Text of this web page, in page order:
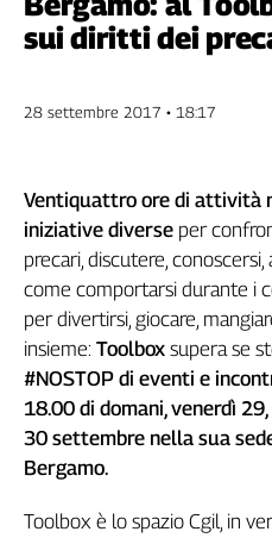
Filcams
Filctem
Filt
Flai
Flc
Fp
Nidil
Slc
Spi
Inca
Caaf
Speciali
di
sui diritti dei
28 settembre 2017 • 18:17
Ventiquattro ore di attività
iniziative diverse per
precari, discutere,
come comportarsi durante i
per divertirsi, giocare,
insieme: Toolbox supera se
#NOSTOP di eventi e
18.00 di domani, venerdì 29,
30 settembre nella sua
Bergamo.
Toolbox è lo spazio Cgil, in